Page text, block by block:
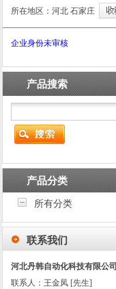
所在地区：河北 石家庄
企业身份未审核
产品搜索
产品分类
所有分类
联系我们
河北丹韩自动化科技有限公司
联系人：王金凤 [先生]